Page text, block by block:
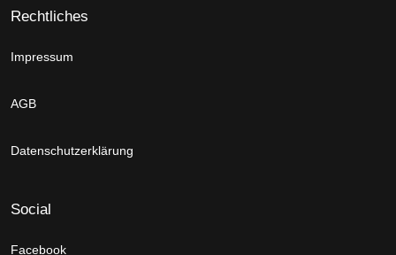
Rechtliches
Impressum
AGB
Datenschutzerklärung
Social
Facebook